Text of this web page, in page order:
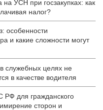
УСН при госзакупках: как
налог?
особенности
и какие сложности могут
служебных целях не
в качестве водителя
РФ для гражданского
сторон и